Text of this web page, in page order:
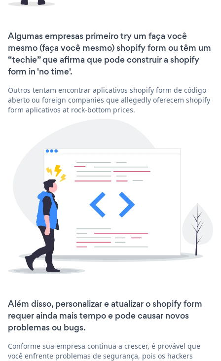
Algumas empresas primeiro try um faça você
mesmo (faça você mesmo) shopify form ou têm um
“techie” que afirma que pode construir a shopify
form in 'no time'.
Outros tentam encontrar aplicativos shopify form de código
aberto ou foreign companies que allegedly oferecem shopify
form aplicativos at rock-bottom prices.
Além disso, personalizar e atualizar o shopify form
requer ainda mais tempo e pode causar novos
problemas ou bugs.
Conforme sua empresa continua a crescer, é provável que
você enfrente problemas de segurança, pois os hackers